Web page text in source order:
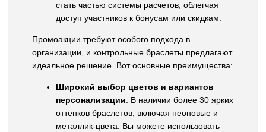
стать частью системы расчетов, облегчая
доступ участников к бонусам или скидкам.
Промоакции требуют особого подхода в
организации, и контрольные браслеты предлагают
идеальное решение. Вот основные преимущества:
Широкий выбор цветов и вариантов
персонализации: В наличии более 30 ярких
оттенков браслетов, включая неоновые и
металлик-цвета. Вы можете использовать